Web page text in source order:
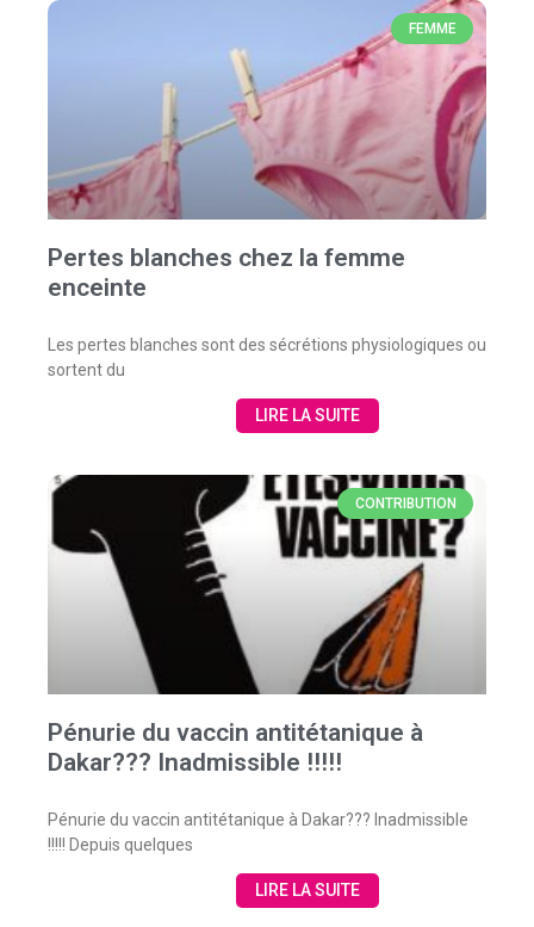
FEMME
Pertes blanches chez la femme
enceinte
Les pertes blanches sont des sécrétions physiologiques ou
sortent du
LIRE LA SUITE
CONTRIBUTION
Pénurie du vaccin antitétanique à
Dakar??? Inadmissible !!!!!
Pénurie du vaccin antitétanique à Dakar??? Inadmissible
!!!!! Depuis quelques
LIRE LA SUITE